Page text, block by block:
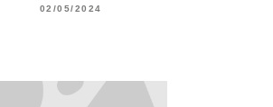
02/05/2024